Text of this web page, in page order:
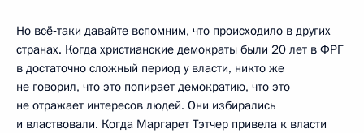
Но всё‑таки давайте вспомним, что происходило в других
странах. Когда христианские демократы были 20 лет в ФРГ
в достаточно сложный период у власти, никто же
не говорил, что это попирает демократию, что это
не отражает интересов людей. Они избирались
и властвовали. Когда Маргарет Тэтчер привела к власти